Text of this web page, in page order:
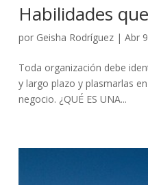
Habilidades
por Geisha Rodríguez |Abr
Toda organización debe
y largo plazo y plasmarlas
negocio. ¿QUÉ ES UNA...